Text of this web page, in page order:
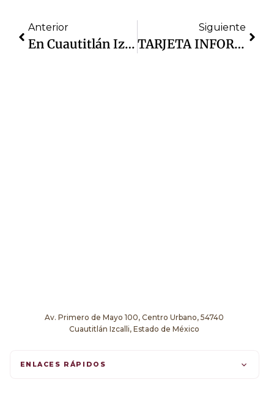
Anterior
En Cuautitlán Izcalli, 97 Detenidos Durante Junio Y 13 Vehículos Recuperados: El Saldo Del Trabajo Policial
Siguiente
TARJETA INFORMATIVA | Reúne Gobierno De Cuautitlán Izcalli A Perrito Extraviado Con Su Familia
Av. Primero de Mayo 100, Centro Urbano, 54740
Cuautitlán Izcalli, Estado de México
ENLACES RÁPIDOS